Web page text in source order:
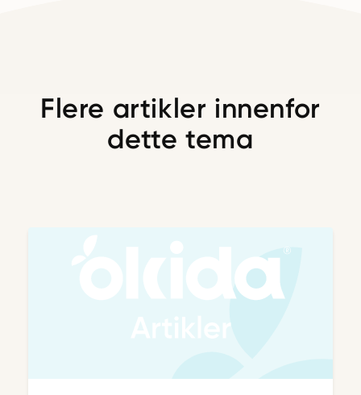
Flere artikler innenfor
dette tema